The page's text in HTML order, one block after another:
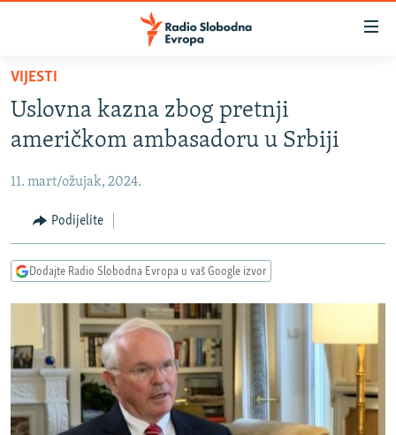
Pređite
glavni
sadržaj
na
navigaciju
Pređite
na
VIJESTI
BOSNA I HERCEGOVINA
KOSOVO
CRNA GORA
VIDEO
FOTOGALERIJE
INFOGRAFIKE
PODCASTI
RAT U UKRAJINI
KINA NA BALKANU
RSE PRIČE IZ SVIJETA
ISPRIČAJ MI
VIJESTI
Uslovna kazna zbog pretnji
američkom ambasadoru u Srbiji
11. mart/ožujak, 2024.
Podijelite
Dodajte Radio Slobodna Evropa u vaš Google izvor